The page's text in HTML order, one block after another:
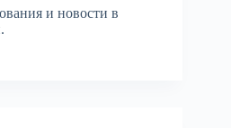
и новости в